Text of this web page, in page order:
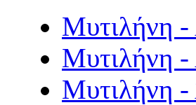
Μυτιλήνη
Μυτιλήνη -
Μυτιλήνη -